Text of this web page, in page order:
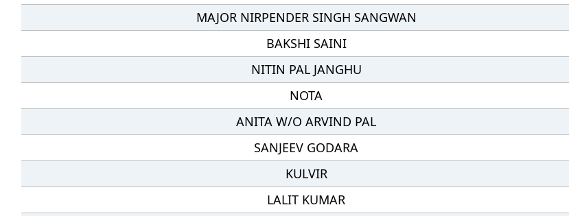
MAJOR NIRPENDER SINGH SANGWAN
BAKSHI SAINI
NITIN PAL JANGHU
NOTA
ANITA W/O ARVIND PAL
SANJEEV GODARA
KULVIR
LALIT KUMAR